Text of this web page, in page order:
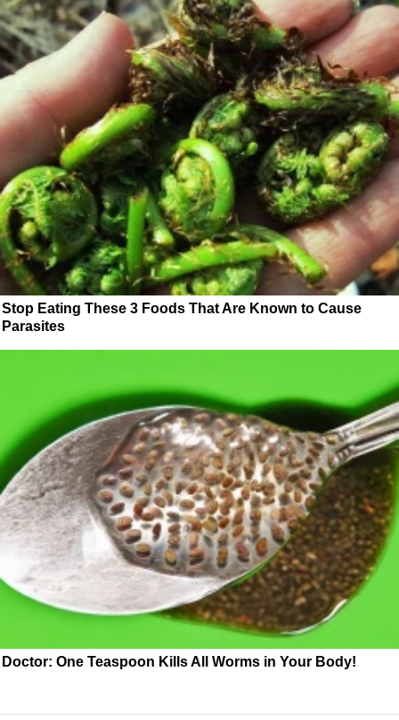
Stop Eating These 3 Foods That Are Known to Cause
Parasites
Doctor: One Teaspoon Kills All Worms in Your Body!